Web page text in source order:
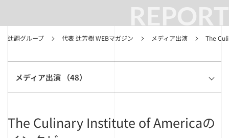
REPORT
辻調グループ 代表 辻芳樹 WEBマガジン メディア出演 The
メディア出演 （48）
The Culinary Institute of Americaの